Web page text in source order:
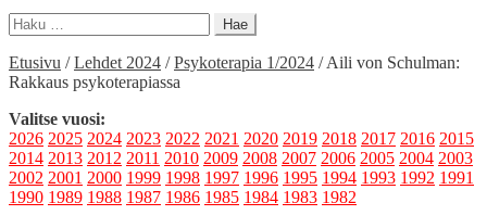
Haku:
Etusivu /Lehdet 2024 /Psykoterapia 1/2024 /Aili von Schulman:
Rakkaus psykoterapiassa
Valitse vuosi:
2026 2025 2024 2023 2022 2021 2020 2019 2018 2017 2016 2015
2014 2013 2012 2011 2010 2009 2008 2007 2006 2005 2004 2003
2002 2001 2000 1999 1998 1997 1996 1995 1994 1993 1992 1991
1990 1989 1988 1987 1986 1985 1984 1983 1982